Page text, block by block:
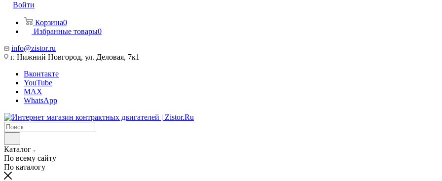
Войти
Корзина0
Избранные товары0
info@zistor.ru
г. Нижний Новгород, ул. Деловая, 7к1
Вконтакте
YouTube
MAX
WhatsApp
Каталог
По всему сайту
По каталогу